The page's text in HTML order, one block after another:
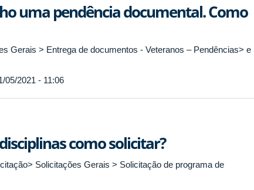
uma pendência documental. Como
Gerais > Entrega de documentos - Veteranos – Pendências> e
05/2021 - 11:06
como solicitar?
Solicitações Gerais > Solicitação de programa de